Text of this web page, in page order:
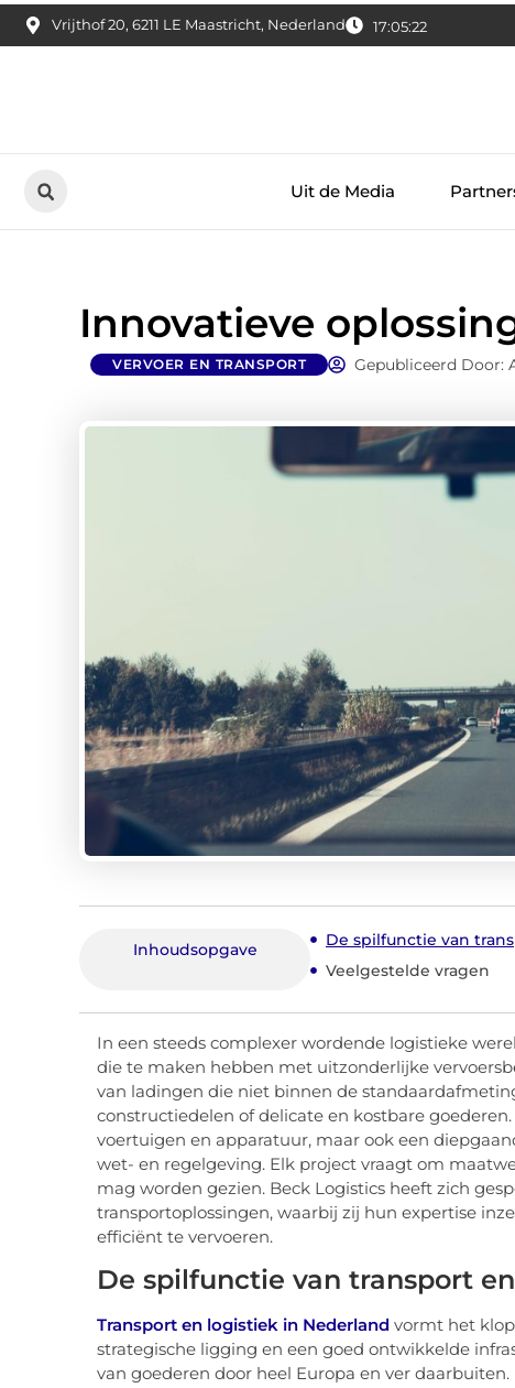
Vrijthof 20, 6211 LE Maastricht, Nederland 17:05:23
Uit de Media
Innovatieve
VERVOER EN TRANSPORT Gepubliceerd Door:
Inhoudsopgave
De spilfunctie van
Veelgestelde vragen
In een steeds complexer wordende logistieke
die te maken hebben met uitzonderlijke
van ladingen die niet binnen de
constructiedelen of delicate en kostbare
voertuigen en apparatuur, maar ook een
wet- en regelgeving. Elk project vraagt om
mag worden gezien. Beck Logistics heeft zich
transportoplossingen, waarbij zij hun expertise
efficiënt te vervoeren.
De spilfunctie van transport
Transport en logistiek in Nederland vormt het
strategische ligging en een goed ontwikkelde
van goederen door heel Europa en ver